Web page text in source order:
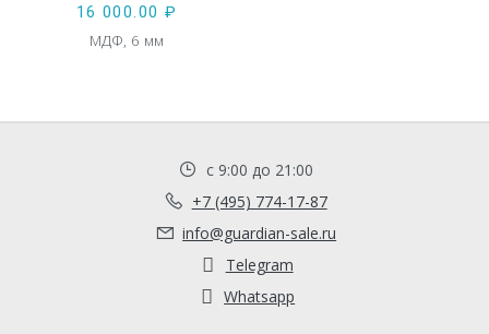
16 000.00 ₽
МДФ, 6 мм
с 9:00 до 21:00
+7 (495) 774-17-87
info@guardian-sale.ru
Telegram
Whatsapp